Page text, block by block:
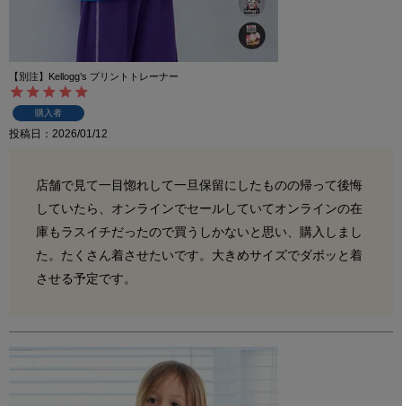
【別注】Kellogg’s プリントトレーナー
購入者
投稿日 2026/01/12
店舗で見て一目惚れして一旦保留にしたものの帰って後悔
していたら、オンラインでセールしていてオンラインの在
庫もラスイチだったので買うしかないと思い、購入しまし
た。たくさん着させたいです。大きめサイズでダボッと着
させる予定です。